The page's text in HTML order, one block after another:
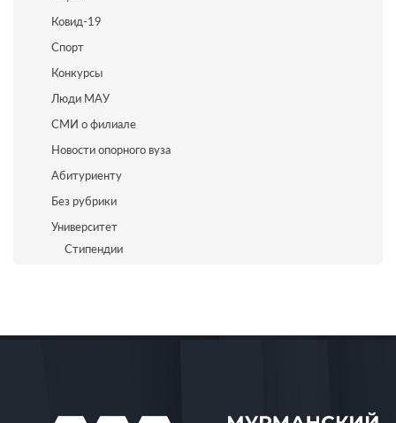
Ковид-19
Спорт
Конкурсы
Люди МАУ
СМИ о филиале
Новости опорного вуза
Абитуриенту
Без рубрики
Университет
Стипендии